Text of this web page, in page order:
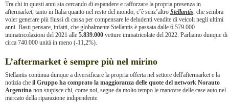
Tra chi in questi anni sta cercando di espandere e rafforzare la propria presenza in
aftermarket, tanto in Italia quanto nel resto del mondo, c’è senz’altro Stellantis, che sembra
voler generare più flussi di cassa per compensare le deludenti vendite di veicoli negli ultimi
anni. Basti pensare, infatti, che globalmente Stellantis è passata dalle 6.579.000
immatricolazioni del 2021 alle 5.839.000 vetture immatricolate del 2022. Parliamo dunque di
circa 740.000 unità in meno (-11,2%).
L’aftermarket è sempre più nel mirino
Stellantis continua dunque a diversificare la propria offerta nel settore dell'aftermarket e la
notizia che il Gruppo ha comprato la maggioranza delle quote del network Norauto
Argentina non stupisce chi, come noi, segue da molto tempo le manovre delle case auto nel
mercato della riparazione indipendente.